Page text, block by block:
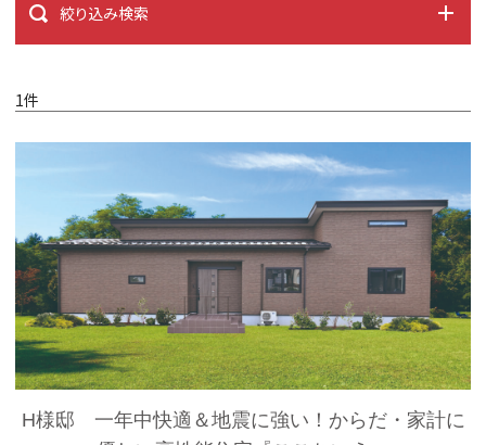
絞り込み検索
1件
H様邸 一年中快適＆地震に強い！からだ・家計に